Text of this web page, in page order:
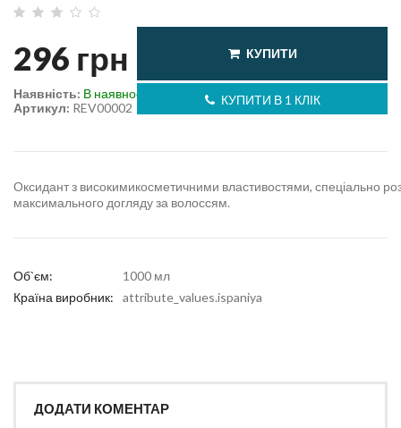
296 грн КУПИТИ
КУПИТИ В 1 КЛІК
Артикул: REV00002
Наявність: В наявності
Оксидант з високимикосметичними властивостями, спеціально
максимального догляду за волоссям.
Об`єм:
1000 мл
Країна виробник:
attribute_values.ispaniya
ДОДАТИ КОМЕНТАР